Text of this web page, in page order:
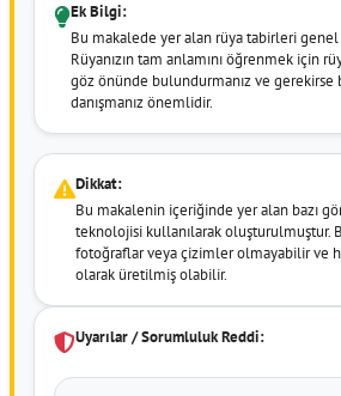
Ek Bilgi:
Bu makalede yer alan rüya tabirleri
Rüyanızın tam anlamını öğrenmek için
göz önünde bulundurmanız ve gerekirse
danışmanız önemlidir.
Dikkat:
Bu makalenin içeriğinde yer alan bazı
teknolojisi kullanılarak oluşturulmuştur.
fotoğraflar veya çizimler olmayabilir ve
olarak üretilmiş olabilir.
Uyarılar / Sorumluluk Reddi: